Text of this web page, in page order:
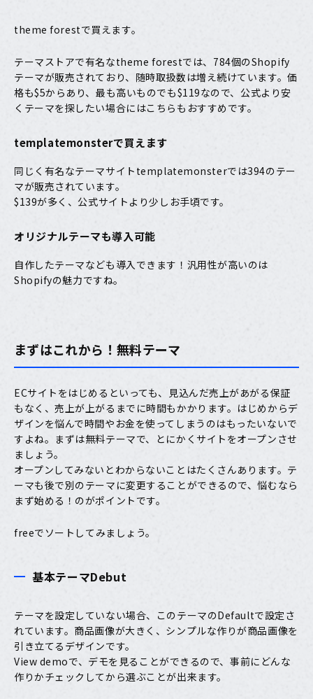
theme forestで買えます。
テーマストアで有名なtheme forestでは、 784個のShopify
テーマが販売されており、随時取扱数は増え続けています。価
格も$5からあり、最も高いものでも$119なので、 公式より安
くテーマを探したい場合にはこちらもおすすめです。
templatemonsterで買えます
同じく有名なテーマサイト templatemonsterでは394のテー
マが販売されています。
$139が多く、公式サイトより少しお手頃です。
オリジナルテーマも導入可能
自作したテーマなども導入できます！汎用性が高いのは
Shopifyの魅力ですね。
まずはこれから！無料テーマ
ECサイトをはじめるといっても、見込んだ売上があがる保証
もなく、売上が上がるまでに時間もかかります。はじめからデ
ザインを悩んで時間やお金を使ってしまうのはもったいないで
すよね。 まずは無料テーマで、とにかくサイトをオープンさせ
ましょう。
オープンしてみないとわからないことはたくさんあります。テ
ーマも後で別のテーマに変更することができるので、悩むなら
まず始める！ のがポイントです。
freeでソートしてみましょう。
基本テーマDebut
テーマを設定していない場合、このテーマのDefaultで設定さ
れています。商品画像が大きく、シンプルな作りが商品画像を
引き立てるデザインです。
View demoで、デモを見ることができるので、事前にどんな
作りかチェックしてから選ぶことが出来ます。